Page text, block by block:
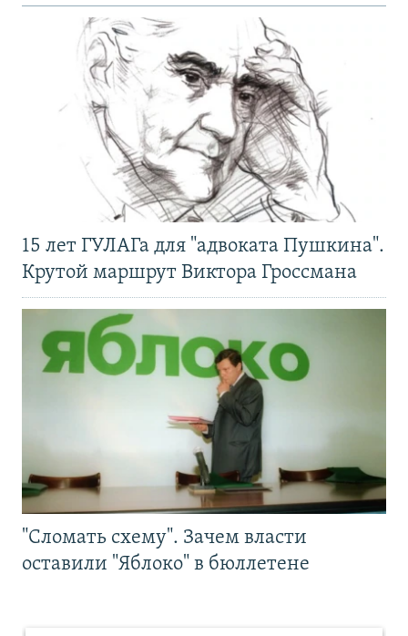
15 лет ГУЛАГа для "адвоката Пушкина".
Крутой маршрут Виктора Гроссмана
"Сломать схему". Зачем власти
оставили "Яблоко" в бюллетене